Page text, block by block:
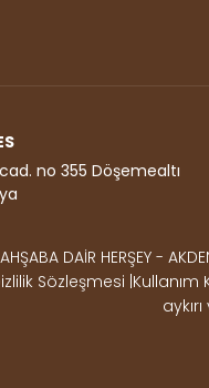
no 355 Döşemealtı
DAİR HERŞEY -
Sözleşmesi